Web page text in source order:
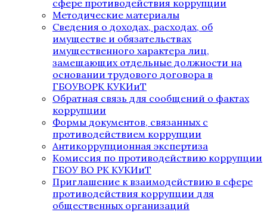
сфере противодействия коррупции
Методические материалы
Сведения о доходах, расходах, об
имуществе и обязательствах
имущественного характера лиц,
замещающих отдельные должности на
основании трудового договора в
ГБОУВОРК КУКИиТ
Обратная связь для сообщений о фактах
коррупции
Формы документов, связанных с
противодействием коррупции
Антикоррупционная экспертиза
Комиссия по противодействию коррупции
ГБОУ ВО РК КУКИиТ
Приглашение к взаимодействию в сфере
противодействия коррупции для
общественных организаций